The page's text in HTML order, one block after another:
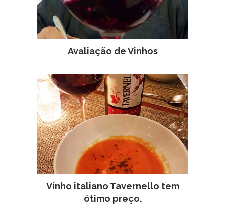
Avaliação de Vinhos
Vinho italiano Tavernello tem
ótimo preço.